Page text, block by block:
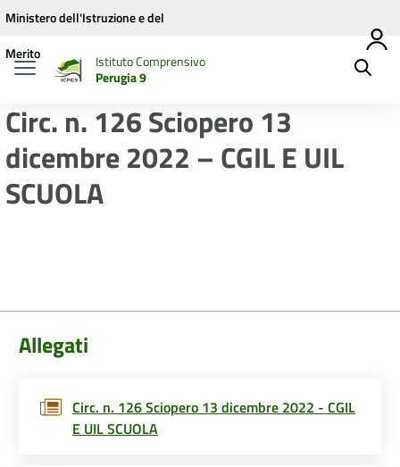
Vai ai contenuti
Vai al menu di navigazione
Vai al footer
Ministero dell'Istruzione e del
Merito
Istituto Comprensivo
Perugia 9
Circ. n. 126 Sciopero 13
dicembre 2022 – CGIL E UIL
SCUOLA
Allegati
Circ. n. 126 Sciopero 13 dicembre 2022 - CGIL
E UIL SCUOLA